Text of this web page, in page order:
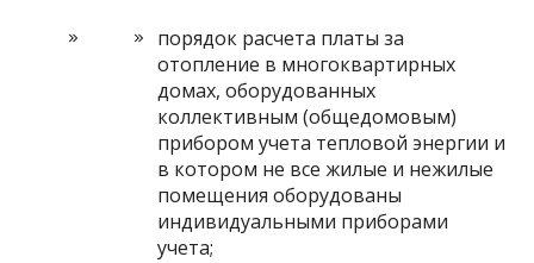
порядок расчета платы за
отопление в многоквартирных
домах, оборудованных
коллективным (общедомовым)
прибором учета тепловой энергии и
в котором не все жилые и нежилые
помещения оборудованы
индивидуальными приборами
учета;